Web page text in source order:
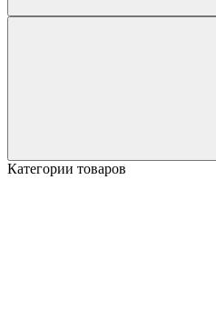
Категории товаров